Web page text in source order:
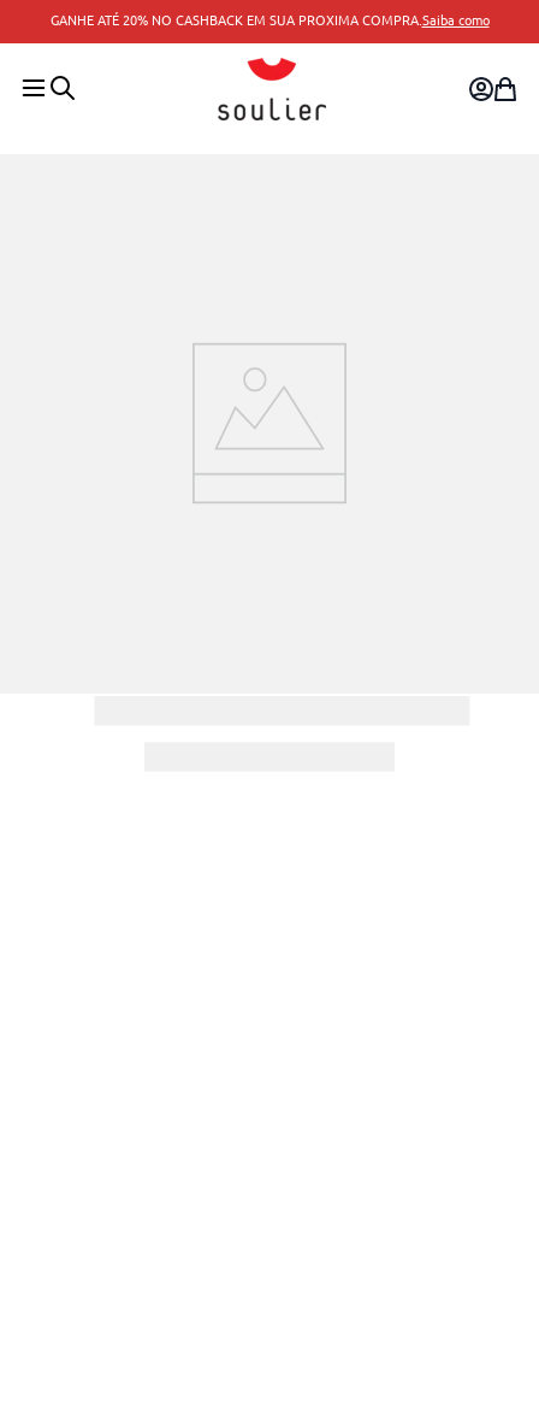
GANHE ATÉ 20% NO CASHBACK EM SUA PROXIMA COMPRA.Saiba como